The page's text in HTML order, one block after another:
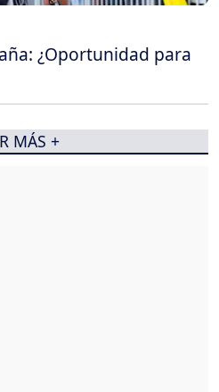
¿Oportunidad para
MÁS +